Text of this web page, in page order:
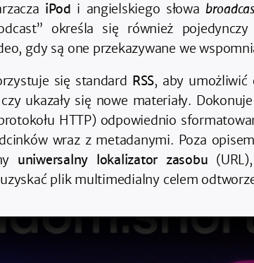
iPod i angielskiego słowa
określa się również
gdy są one przekazywane we
się standard RSS, aby umożliwić
ukazały się nowe materiały.
HTTP) odpowiednio
wraz z metadanymi. Poza
uniwersalny lokalizator zasobu
plik multimedialny celem